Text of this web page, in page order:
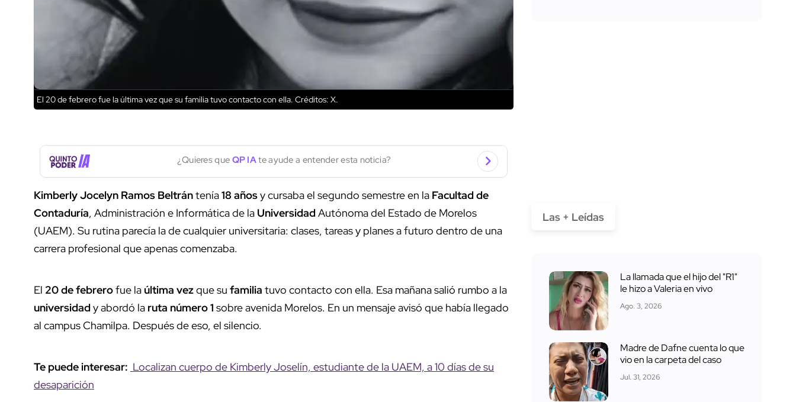
El 20 de febrero fue la última vez que su familia tuvo contacto con ella. Créditos: X.
¿Quieres que QP IAte ayude a entender esta noticia?
Kimberly Jocelyn Ramos Beltrántenía18 añosy cursaba el segundo semestre en la Facultad de
Contaduría, Administración e Informática de la UniversidadAutónoma del Estado de Morelos
(UAEM). Su rutina parecía la de cualquier universitaria: clases, tareas y planes a futuro dentro de una
carrera profesional que apenas comenzaba.
El 20 de febrerofue la última vezque su familia tuvo contacto con ella. Esa mañana salió rumbo a la
universidady abordó la ruta número 1 sobre avenida Morelos. En un mensaje avisó que había llegado
al campus Chamilpa. Después de eso, el silencio.
Te puede interesar: Localizan cuerpo de Kimberly Joselín, estudiante de la UAEM, a 10 días de su
desaparición
Las + Leídas
La llamada que el hijo del "R1"
le hizo a Valeria en vivo
Ago. 3, 2026
Madre de Dafne cuenta lo que
vio en la carpeta del caso
Jul. 31, 2026